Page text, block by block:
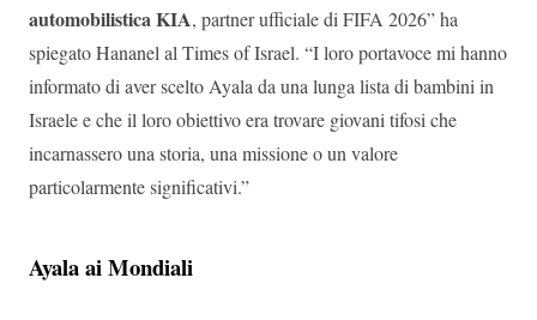
automobilistica KIA, partner ufficiale di FIFA 2026” ha
spiegato Hananel al Times of Israel. “I loro portavoce mi hanno
informato di aver scelto Ayala da una lunga lista di bambini in
Israele e che il loro obiettivo era trovare giovani tifosi che
incarnassero una storia, una missione o un valore
particolarmente significativi.”
Ayala ai Mondiali